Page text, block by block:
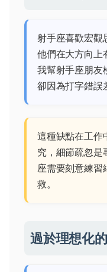
射手座喜歡宏觀
他們在大方向上
我幫射手座朋友
卻因為打字錯誤
這種缺點在工作
究，細節疏忽是
座需要刻意練習
救。
過於理想化